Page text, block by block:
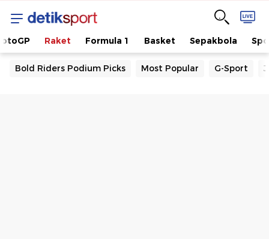
Raket Formula 1 Basket Sepakbola
Bold Riders Podium Picks Most Popular G-Sport